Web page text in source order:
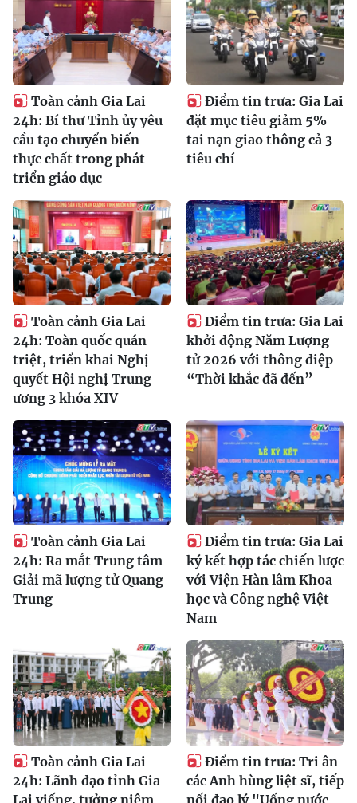
Toàn cảnh Gia Lai
24h: Bí thư Tỉnh ủy yêu
cầu tạo chuyển biến
thực chất trong phát
triển giáo dục
Điểm tin trưa: Gia Lai
đặt mục tiêu giảm 5%
tai nạn giao thông cả 3
tiêu chí
Toàn cảnh Gia Lai
24h: Toàn quốc quán
triệt, triển khai Nghị
quyết Hội nghị Trung
ương 3 khóa XIV
Điểm tin trưa: Gia Lai
khởi động Năm Lượng
tử 2026 với thông điệp
“Thời khắc đã đến”
Toàn cảnh Gia Lai
24h: Ra mắt Trung tâm
Giải mã lượng tử Quang
Trung
Điểm tin trưa: Gia Lai
ký kết hợp tác chiến lược
với Viện Hàn lâm Khoa
học và Công nghệ Việt
Nam
Toàn cảnh Gia Lai
24h: Lãnh đạo tỉnh Gia
Lai viếng, tưởng niệm
Điểm tin trưa: Tri ân
các Anh hùng liệt sĩ, tiếp
nối đạo lý "Uống nước